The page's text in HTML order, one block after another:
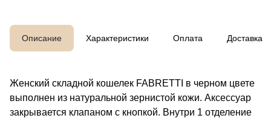
Описание Характеристики Оплата Доставка
Женский складной кошелек FABRETTI в черном цвете
выполнен из натуральной зернистой кожи. Аксессуар
закрывается клапаном с кнопкой. Внутри 1 отделение